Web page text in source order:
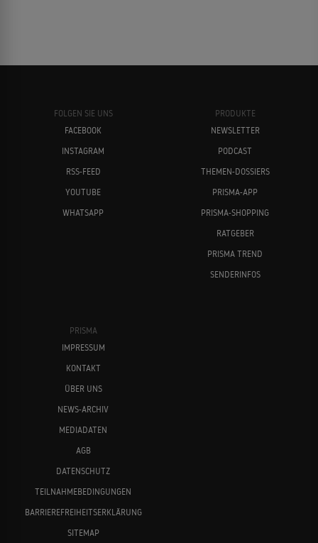
FOLGEN SIE UNS
FACEBOOK
INSTAGRAM
RSS-FEED
YOUTUBE
WHATSAPP
PRODUKTE
NEWSLETTER
PODCAST
THEMEN-DOSSIERS
PRISMA-APP
PRISMA-SHOPPING
RATGEBER
PRISMA TREND
SENDERINFOS
PRISMA
IMPRESSUM
KONTAKT
ÜBER UNS
NEWS-ARCHIV
MEDIADATEN
AGB
DATENSCHUTZ
TEILNAHMEBEDINGUNGEN
BARRIEREFREIHEITSERKLÄRUNG
SITEMAP